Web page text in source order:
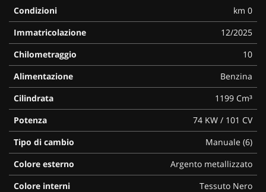
Condizioni
km 0
Immatricolazione
12/2025
Chilometraggio
10
Alimentazione
Benzina
Cilindrata
1199 Cm³
Potenza
74 KW / 101 CV
Tipo di cambio
Manuale (6)
Colore esterno
Argento metallizzato
Colore interni
Tessuto Nero